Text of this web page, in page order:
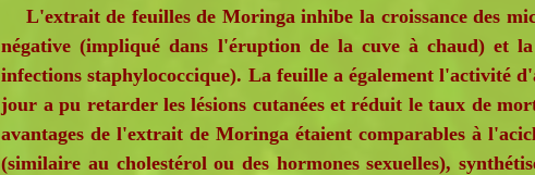
L'extrait de feuilles de Moringa inhibe la croissance des
négative (impliqué dans l'éruption de la cuve à chaud) et
infections staphylococcique). La feuille a également l'activité
jour a pu retarder les lésions cutanées et réduit le taux de
avantages de l'extrait de Moringa étaient comparables à
(similaire au cholestérol ou des hormones sexuelles),